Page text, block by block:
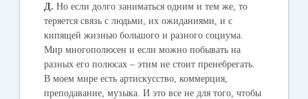
Д. Но если долго заниматься одним и тем же, то
теряется связь с людьми, их ожиданиями, и с
кипящей жизнью большого и разного социума.
Мир многополюсен и если можно побывать на
разных его полюсах – этим не стоит пренебрегать.
В моем мире есть артискусство, коммерция,
преподавание, музыка. И это все не для того, чтобы